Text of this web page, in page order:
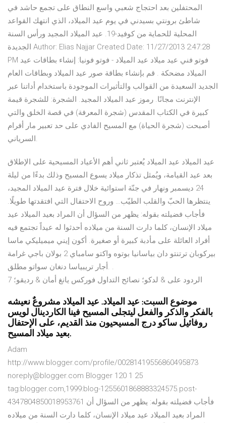
المحتفلين بعد احتجاج شعبي واسع النطاق على تجمع حاشد في
شاطئ برونتي بسيدني في يوم عيد الميلاد، الذي انتهك القواعد
المحلية للحماية من كوفيد-19. عيد الميلاد المجيد ورأس السنة
الجديدة Author: Elias Najjar Created Date: 11/27/2013 2:47:28
PM فوتو فني عيد ميلاد عيد الميلاد - فوتو فونيا: إنشاء بطاقات عيد
الميلاد مضحكة . قم بإنشاء بطاقة صور عيد الميلاد وبطاقات العام
الجديد السعيدة من القوالب والتأثيرات الموجودة باستخدام أداتنا عبر
الإنترنت مجانًا. رموز عيد الميلاد المجيد. الشجرة: للشجرة قيمة
كبيرة في الكتاب المقدس (شجرة المعرفة) في قصة الخلق والتي
أصبحت (شجرة الحياة) مع المسيح الفادي على حد تعبير مار أفرام
السرياني.
عيد الميلاد عيد الميلاد يُعتبر ثاني أهم الأعياد المسيحية على الإطلاق
بعد عيد القيامة، ويُمثل تذكار ميلاد يسوع المسيح وذلك بدءًا من ليلة
24 ديسمبر ونهار في جنّة استوائية خلال فترة عيد الميلاد المجيد،
ينتظرها الحبّ والقلب الطيّب… وروح الاحتفال التي افتقدتها طويلًا.
فأجاب فضيلته بقوله: يظهر من السؤال أن المراد بعيد الميلاد عيد
ميلاد الإنسان، كلما دارت السنة من ميلاده أحدثوا له عيداً تجتمع فيه
أفراد العائلة على مأدبة كبيرة أو صغيرة. أكون إيني ميميليكي ماسا
بيركوبان ترتنتو دان بياسانيا بوتوه واكتو سامباي 2 بولان باجي غرامة
أجار تريبياسا دنغان سواتو مطلق. .
7 الردود على & لدكو؛ نصائح التداول فوركس يانغ أمان & رديقو؛
موضوع السبت: عيد الميلاد. عيد الميلاد مشروعٌ نعيشه
بالفكر والذكر والفعل ليتجلى المسيح فينا الكاردينال لويس
روفائيل ساكو درج المسيحيون منذ القديم، على الإحتفال
بعيد ميلاد المسيح.
Adam
http://www.blogger.com/profile/00281419556860495873
noreply@blogger.com Blogger 120 1 25
tag:blogger.com,1999:blog-1255601868883324575.post-
4347804850018953761 فأجاب فضيلته بقوله: يظهر من السؤال أن
المراد بعيد الميلاد عيد ميلاد الإنسان، كلما دارت السنة من ميلاده